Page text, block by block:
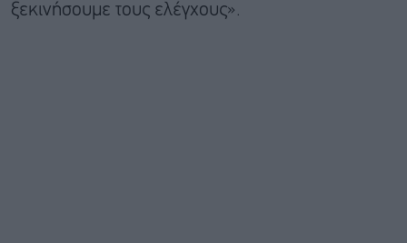
ξεκινήσουμε τους ελέγχους».